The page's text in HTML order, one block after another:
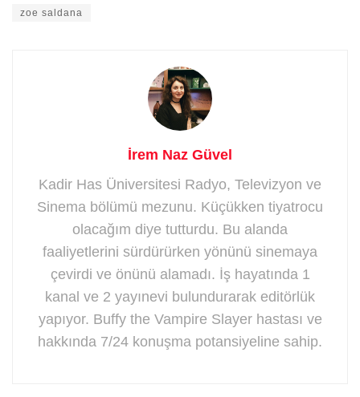
zoe saldana
İrem Naz Güvel
Kadir Has Üniversitesi Radyo, Televizyon ve
Sinema bölümü mezunu. Küçükken tiyatrocu
olacağım diye tutturdu. Bu alanda
faaliyetlerini sürdürürken yönünü sinemaya
çevirdi ve önünü alamadı. İş hayatında 1
kanal ve 2 yayınevi bulundurarak editörlük
yapıyor. Buffy the Vampire Slayer hastası ve
hakkında 7/24 konuşma potansiyeline sahip.